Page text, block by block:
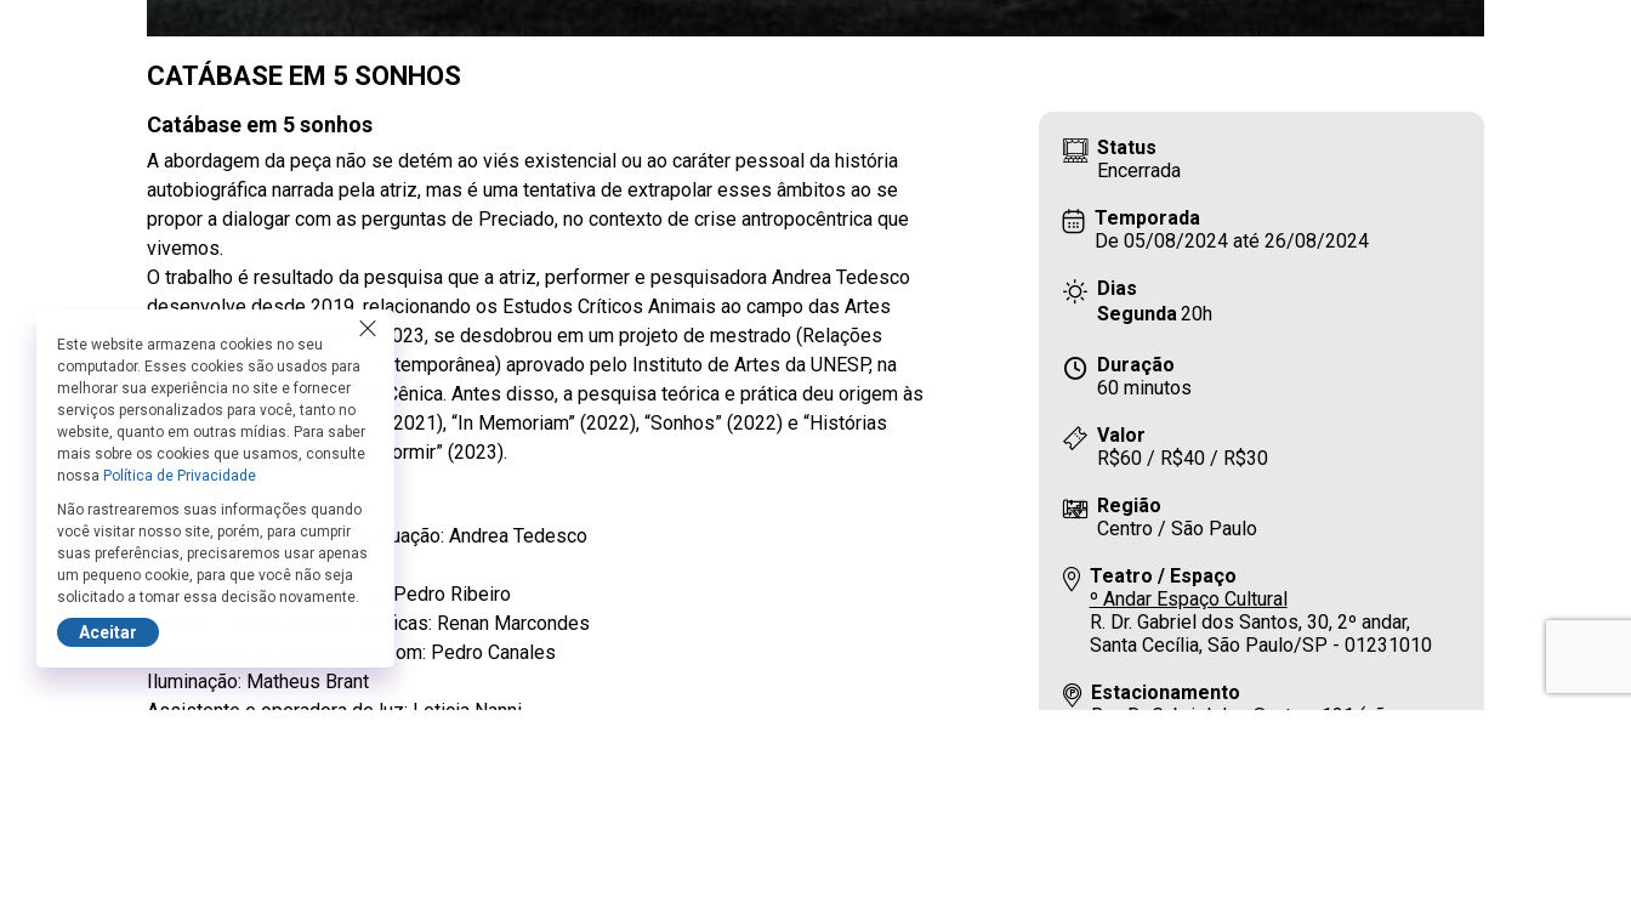
CATÁBASE EM 5 SONHOS
Catábase em 5 sonhos
A abordagem da peça não se detém ao viés existencial ou ao caráter pessoal da história
autobiográfica narrada pela atriz, mas é uma tentativa de extrapolar esses âmbitos ao se
propor a dialogar com as perguntas de Preciado, no contexto de crise antropocêntrica que
vivemos.
O trabalho é resultado da pesquisa que a atriz, performer e pesquisadora Andrea Tedesco
desenvolve desde 2019, relacionando os Estudos Críticos Animais ao campo das Artes
Cênicas. Pesquisa que, em 2023, se desdobrou em um projeto de mestrado (Relações
Interespecíficas na Cena Contemporânea) aprovado pelo Instituto de Artes da UNESP, na
área de Poéticas e Estética Cênica. Antes disso, a pesquisa teórica e prática deu origem às
performances, “Te Extraño!” (2021), “In Memoriam” (2022), “Sonhos” (2022) e “Histórias
Subversivas para Cachorro Dormir” (2023).
Ficha Técnica:
Concepção, Dramaturgia e Atuação: Andrea Tedesco
Direção: Marcos Gomes
Assistente de Direção: João Pedro Ribeiro
Cenário, Figurino e Artes Gráficas: Renan Marcondes
Trilha Sonora e operador de som: Pedro Canales
Iluminação: Matheus Brant
Assistente e operadora de luz: Leticia Nanni
Status
Encerrada
Temporada
De 05/08/2024 até 26/08/2024
Dias
Segunda20h
Duração
60 minutos
Valor
R$60 / R$40 / R$30
Região
Centro / São Paulo
Teatro / Espaço
º Andar Espaço Cultural
R. Dr. Gabriel dos Santos, 30, 2º andar,
Santa Cecília, São Paulo/SP - 01231010
Estacionamento
Rua Dr Gabriel dos Santos, 131 (não
Este website armazena cookies no seu
computador. Esses cookies são usados para
melhorar sua experiência no site e fornecer
serviços personalizados para você, tanto no
website, quanto em outras mídias. Para saber
mais sobre os cookies que usamos, consulte
nossa Política de Privacidade
Não rastrearemos suas informações quando
você visitar nosso site, porém, para cumprir
suas preferências, precisaremos usar apenas
um pequeno cookie, para que você não seja
solicitado a tomar essa decisão novamente.
Aceitar